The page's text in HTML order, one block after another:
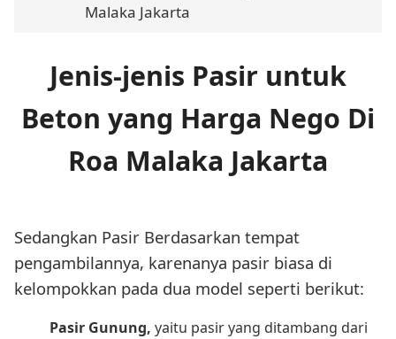
Malaka Jakarta
Jenis-jenis Pasir untuk
Beton yang Harga Nego Di
Roa Malaka Jakarta
Sedangkan Pasir Berdasarkan tempat
pengambilannya, karenanya pasir biasa di
kelompokkan pada dua model seperti berikut:
Pasir Gunung, yaitu pasir yang ditambang dari